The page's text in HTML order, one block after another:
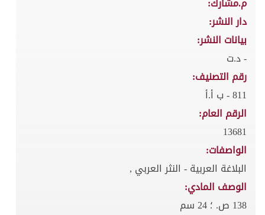
دار النشر:
بيانات النشر:
- د.ت
رقم التصنيف:
811 - ب أ.أ
الرقم العام:
13681
الواصفات:
البلاغة العربية - النثر العربي ,
الوصف المادي:
138 ص. ؛ 24 سم